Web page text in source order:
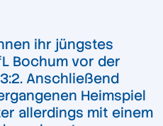
ihr jüngstes
Bochum vor der
Anschließend
Heimspiel
allerdings mit einem